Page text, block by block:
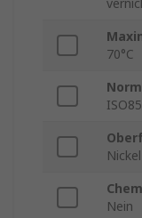
70°C
Nickel
Nein